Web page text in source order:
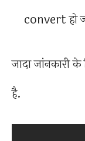
convert हो
जादा
है.